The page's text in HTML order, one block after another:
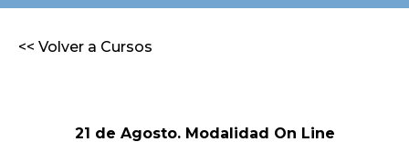
<< Volver a Cursos
21 de Agosto. Modalidad On Line